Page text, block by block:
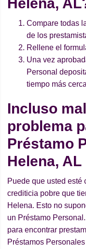
Helena,
Compare todas
de los
Rellene el
Una vez
Personal
tiempo más
Incluso
problema
Préstamo
Helena, AL
Puede que usted esté
crediticia pobre que
Helena. Esto no
un Préstamo
para encontrar
Préstamos